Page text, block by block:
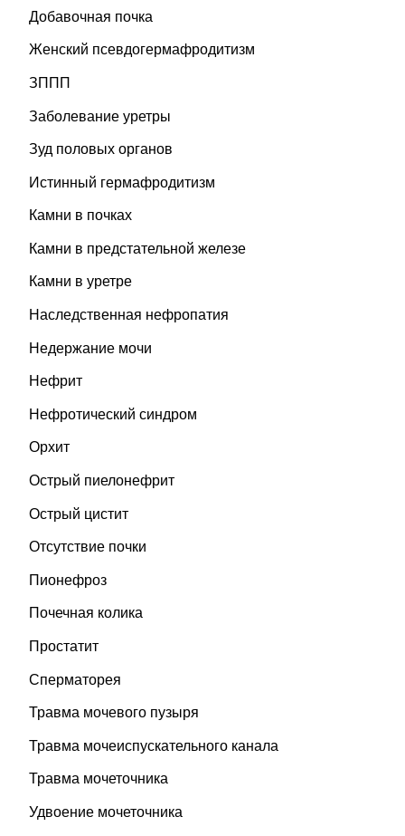
Добавочная почка
Женский псевдогермафродитизм
ЗППП
Заболевание уретры
Зуд половых органов
Истинный гермафродитизм
Камни в почках
Камни в предстательной железе
Камни в уретре
Наследственная нефропатия
Недержание мочи
Нефрит
Нефротический синдром
Орхит
Острый пиелонефрит
Острый цистит
Отсутствие почки
Пионефроз
Почечная колика
Простатит
Сперматорея
Травма мочевого пузыря
Травма мочеиспускательного канала
Травма мочеточника
Удвоение мочеточника